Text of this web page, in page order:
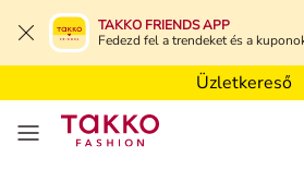
TAKKO FRIENDS APP
Fedezd fel a trendeket és a
Üzletkereső
Üzletkereső